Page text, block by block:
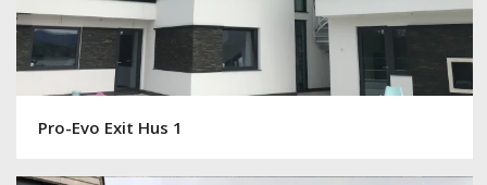
Pro-Evo Exit Hus 1